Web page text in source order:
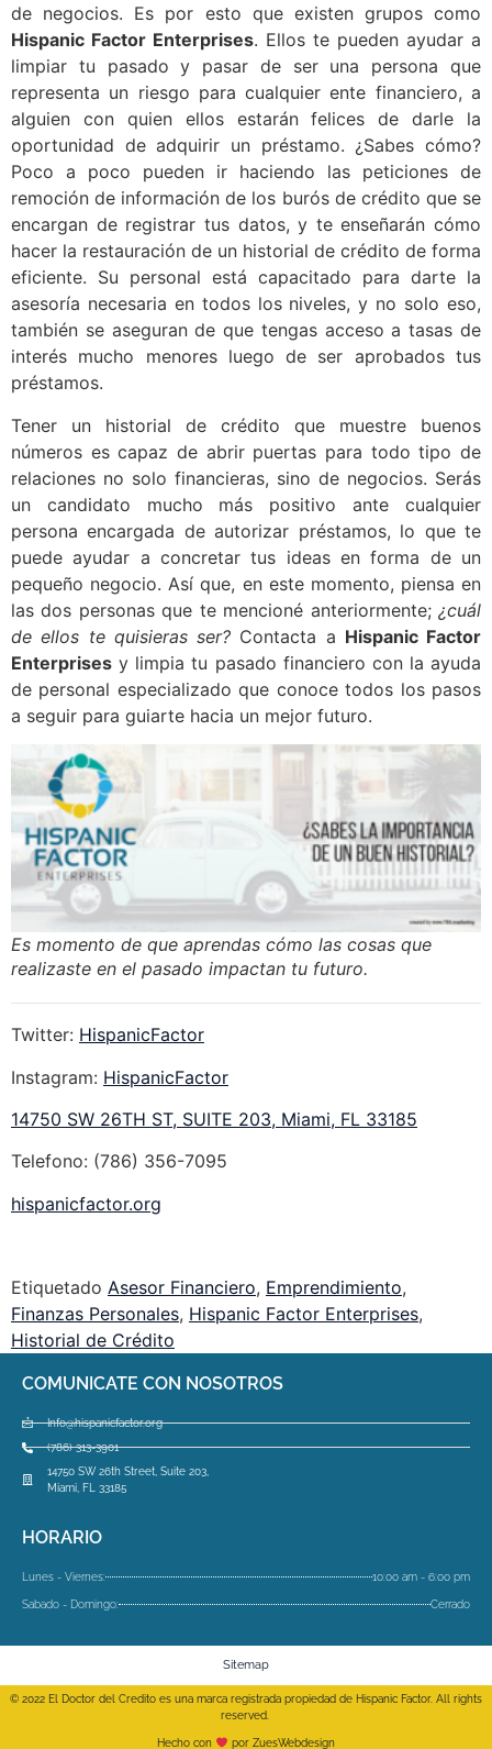
de negocios. Es por esto que existen grupos como
Hispanic Factor Enterprises. Ellos te pueden ayudar a
limpiar tu pasado y pasar de ser una persona que
representa un riesgo para cualquier ente financiero, a
alguien con quien ellos estarán felices de darle la
oportunidad de adquirir un préstamo. ¿Sabes cómo?
Poco a poco pueden ir haciendo las peticiones de
remoción de información de los burós de crédito que se
encargan de registrar tus datos, y te enseñarán cómo
hacer la restauración de un historial de crédito de forma
eficiente. Su personal está capacitado para darte la
asesoría necesaria en todos los niveles, y no solo eso,
también se aseguran de que tengas acceso a tasas de
interés mucho menores luego de ser aprobados tus
préstamos.
Tener un historial de crédito que muestre buenos
números es capaz de abrir puertas para todo tipo de
relaciones no solo financieras, sino de negocios. Serás
un candidato mucho más positivo ante cualquier
persona encargada de autorizar préstamos, lo que te
puede ayudar a concretar tus ideas en forma de un
pequeño negocio. Así que, en este momento, piensa en
las dos personas que te mencioné anteriormente; ¿cuál
de ellos te quisieras ser? Contacta a Hispanic Factor
Enterprises y limpia tu pasado financiero con la ayuda
de personal especializado que conoce todos los pasos
a seguir para guiarte hacia un mejor futuro.
Es momento de que aprendas cómo las cosas que
realizaste en el pasado impactan tu futuro.
Twitter: HispanicFactor
Instagram: HispanicFactor
14750 SW 26TH ST, SUITE 203, Miami, FL 33185
Telefono: (786) 356-7095
hispanicfactor.org
Etiquetado Asesor Financiero, Emprendimiento,
Finanzas Personales, Hispanic Factor Enterprises,
Historial de Crédito
COMUNICATE CON NOSOTROS
Info@hispanicfactor.org
(786) 313-3901
14750 SW 26th Street, Suite 203,
Miami, FL 33185
HORARIO
Lunes - Viernes: 10:00 am - 6:00 pm
Sabado - Domingo: Cerrado
Sitemap
© 2022 El Doctor del Credito es una marca registrada propiedad de Hispanic Factor. All rights
reserved.
Hecho con por ZuesWebdesign